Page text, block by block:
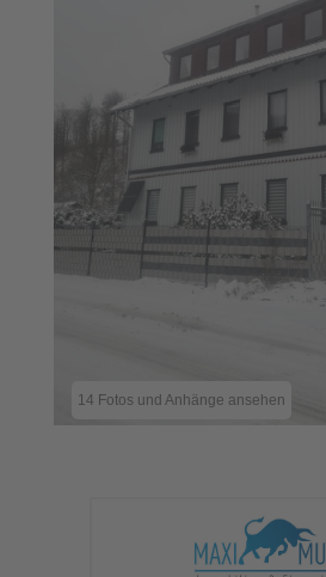
14 Fotos und Anhänge ansehen